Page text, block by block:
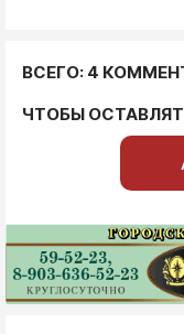
ВСЕГО: 4
ЧТОБЫ